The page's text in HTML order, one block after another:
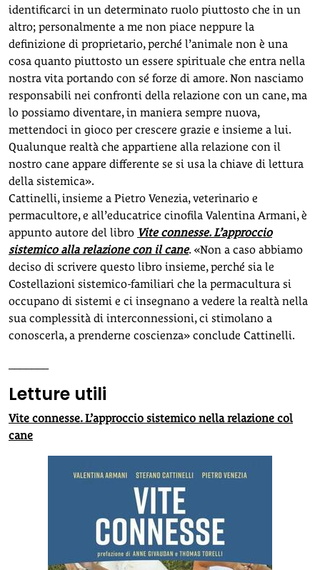
identificarci in un determinato ruolo piuttosto che in un
altro; personalmente a me non piace neppure la
definizione di proprietario, perché l’animale non è una
cosa quanto piuttosto un essere spirituale che entra nella
nostra vita portando con sé forze di amore. Non nasciamo
responsabili nei confronti della relazione con un cane, ma
lo possiamo diventare, in maniera sempre nuova,
mettendoci in gioco per crescere grazie e insieme a lui.
Qualunque realtà che appartiene alla relazione con il
nostro cane appare differente se si usa la chiave di lettura
della sistemica».
Cattinelli, insieme a Pietro Venezia, veterinario e
permacultore, e all’educatrice cinofila Valentina Armani, è
appunto autore del libro Vite connesse. L’approccio
sistemico alla relazione con il cane. «Non a caso abbiamo
deciso di scrivere questo libro insieme, perché sia le
Costellazioni sistemico-familiari che la permacultura si
occupano di sistemi e ci insegnano a vedere la realtà nella
sua complessità di interconnessioni, ci stimolano a
conoscerla, a prenderne coscienza» conclude Cattinelli.
Letture utili
Vite connesse. L’approccio sistemico nella relazione col
cane